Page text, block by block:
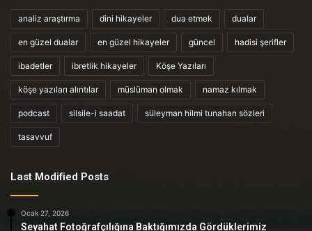
analiz araştırma dini hikayeler dua etmek dualar
en güzel dualar en güzel hikayeler güncel hadisi şerifler
ibadetler ibretlik hikayeler Köşe Yazıları
köşe yazıları alıntılar müslüman olmak namaz kılmak
podcast silsile-i saadat süleyman hilmi tunahan sözleri
tasavvuf
Last Modified Posts
Ocak 27, 2026
Seyahat Fotoğrafçılığına Baktığımızda Gördüklerimiz